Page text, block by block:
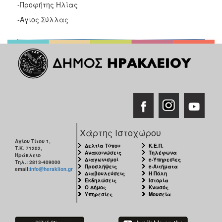
ΑΝΘΕΚΤΙΚΗ
-Προφήτης Ηλίας
-Άγιος Σύλλας
Αγίου Τίτου 1,
Τ.Κ. 71202,
Ηράκλειο
Τηλ.: 2813-409000
email:info@heraklion.gr
Χάρτης Ιστοχώρου
Δελτία Τύπου
Ανακοινώσεις
Διαγωνισμοί
Προσλήψεις
Διαβουλεύσεις
Εκδηλώσεις
Ο Δήμος
Υπηρεσίες
Κ.Ε.Π.
Τηλέφωνα
e-Υπηρεσίες
e-Αιτήματα
Η Πόλη
Ιστορία
Κνωσός
Μουσεία